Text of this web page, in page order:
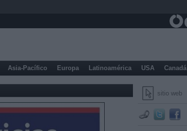
Asia-Pacífico Europa Latinoamérica USA Canadá
sitio web